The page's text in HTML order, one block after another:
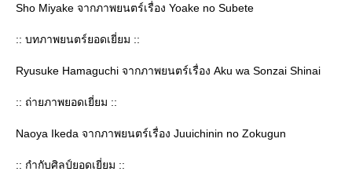
Sho Miyake จากภาพยนตร์เรื่อง Yoake no Subete
:: บทภาพยนตร์ยอดเยี่ยม ::
Ryusuke Hamaguchi จากภาพยนตร์เรื่อง Aku wa Sonzai Shinai
:: ถ่ายภาพยอดเยี่ยม ::
Naoya Ikeda จากภาพยนตร์เรื่อง Juuichinin no Zokugun
:: กำกับศิลป์ยอดเยี่ยม ::